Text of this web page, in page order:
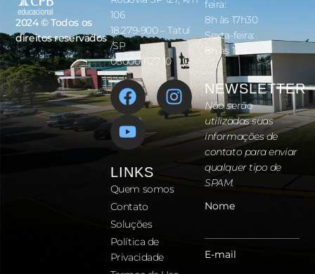
2024 © Todos os
direitos reservados
106
18.279-900 – Tatuí
/SP
08000 1127 10
LINKS
Quem somos
Contato
Soluções
Política de
Privacidade
feira:
8h às 17h30
Sexta-feira:
8h às 12h
NEWSLETTER
Não serão
utilizadas suas
informações de
contato para enviar
qualquer tipo de
SPAM.
Nome
E-mail